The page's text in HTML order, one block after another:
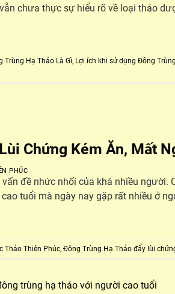
chưa thực sự hiểu rõ về loại thảo
Trùng Hạ Thảo Là Gì, Lợi ích khi sử dụng Đông
Chứng Kém Ăn, Mất
PHÚC
đề nhức nhối của khá nhiều
tuổi mà ngày nay gặp rất nhiều ở
Thảo Thiên Phúc, Đông Trùng Hạ Thảo đẩy lùi